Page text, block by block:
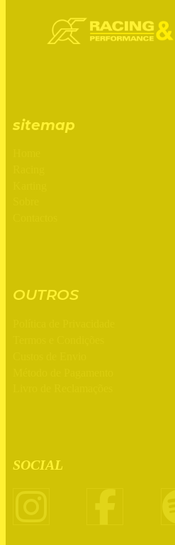
sitemap
OUTROS
SOCIAL